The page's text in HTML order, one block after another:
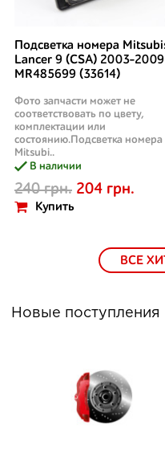
Подсветка номера
Lancer 9 (CSA) 2003-2009
MR485699 (33614)
Фото запчасти может не
соответствовать по цвету,
комплектации или
состоянию.Подсветка номера
Mitsubi..
В наличии
240 грн. 204 грн.
Купить
ВСЕ
Новые поступления